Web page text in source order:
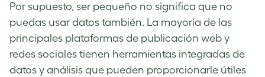
Por supuesto, ser pequeño no significa que no
puedas usar datos también. La mayoría de las
principales plataformas de publicación web y
redes sociales tienen herramientas integradas de
datos y análisis que pueden proporcionarle útiles